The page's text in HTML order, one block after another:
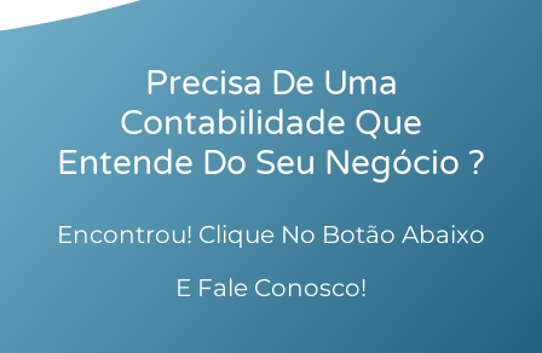
Precisa De Uma
Contabilidade Que
Entende Do Seu Negócio ?
Encontrou! Clique No Botão Abaixo
E Fale Conosco!